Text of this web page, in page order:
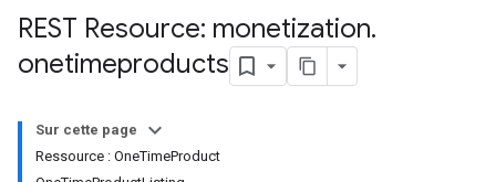
REST Resource: monetization.
onetimeproducts
Sur cette page
Ressource : OneTimeProduct